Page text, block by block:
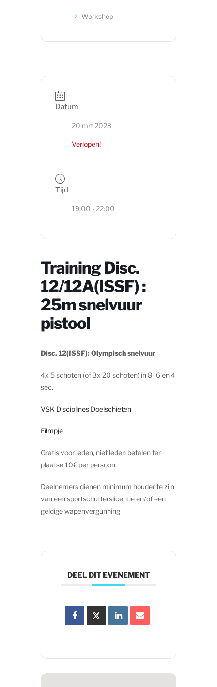
Workshop
Datum
20 mrt 2023
Verlopen!
Tijd
19:00 - 22:00
Training Disc.
12/12A(ISSF) :
25m snelvuur
pistool
Disc. 12(ISSF): Olympisch snelvuur
4x 5 schoten (of 3x 20 schoten) in 8- 6 en 4
sec.
VSK Disciplines Doelschieten
Filmpje
Gratis voor leden, niet leden betalen ter
plaatse 10€ per persoon.
Deelnemers dienen minimum houder te zijn
van een sportschutterslicentie en/of een
geldige wapenvergunning
DEEL DIT EVENEMENT